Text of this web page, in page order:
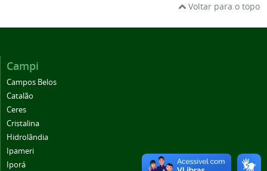
Voltar para o topo
Campi
Campos Belos
Catalão
Ceres
Cristalina
Hidrolândia
Ipameri
Iporá